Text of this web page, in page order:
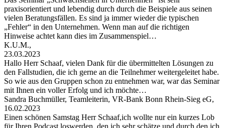
praxisorientiert und lebendig durch durch die Beispiele aus seinen
vielen Beratungsfällen. Es sind ja immer wieder die typischen
„Fehler“ in den Unternehmen. Wenn man auf die richtigen
Hinweise achtet kann dies im Zusammenspiel…
K.U.M.,
23.03.2023
Hallo Herr Schaaf, vielen Dank für die übermittelten Lösungen zu
den Fallstudien, die ich gerne an die Teilnehmer weitergeleitet habe.
So wie aus den Gruppen schon zu entnehmen war, war das Seminar
mit Ihnen ein voller Erfolg und ich möchte…
Sandra Buchmüller, Teamleiterin, VR-Bank Bonn Rhein-Sieg eG,
16.02.2023
Einen schönen Samstag Herr Schaaf,ich wollte nur ein kurzes Lob